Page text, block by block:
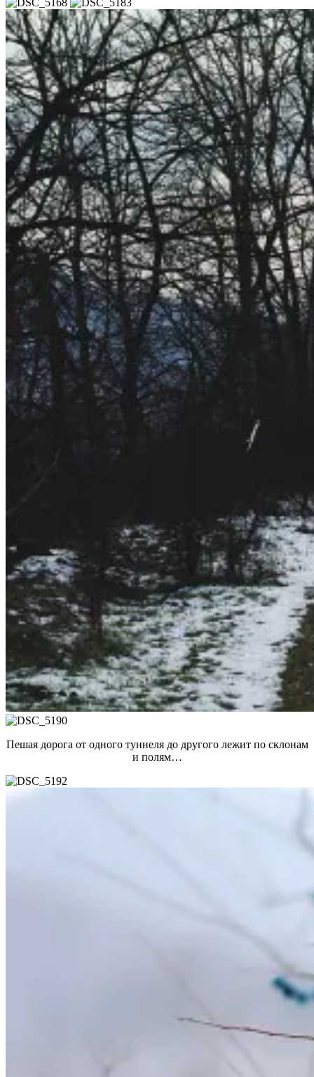
Пешая дорога от одного туннеля до другого лежит по склонам
и полям…